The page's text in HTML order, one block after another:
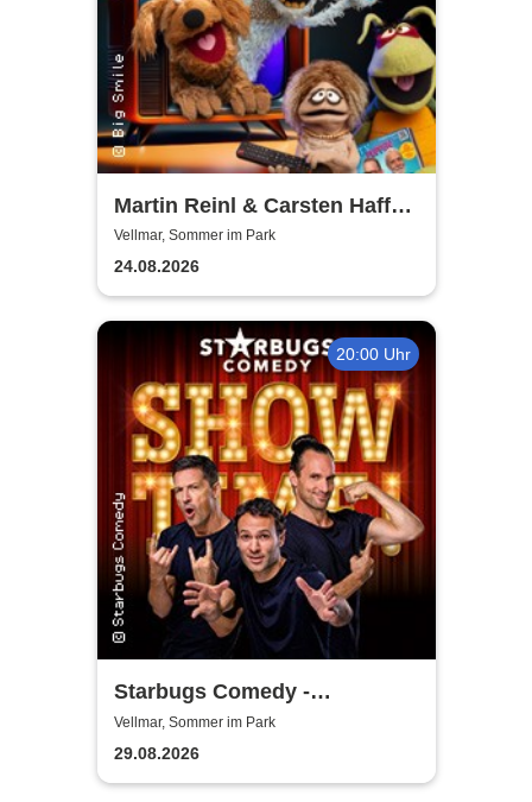
Martin Reinl & Carsten Haffke
- Puppen gucken
Vellmar, Sommer im Park
24.08.2026
20:00 Uhr
Starbugs Comedy -
Showtime!
Vellmar, Sommer im Park
29.08.2026